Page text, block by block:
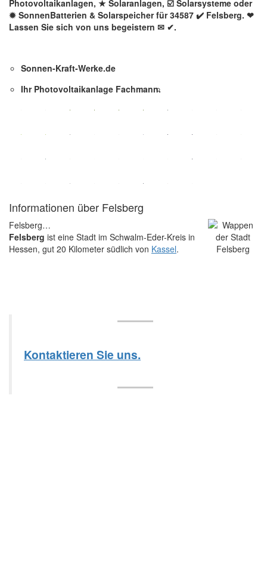
Photovoltaikanlagen, ★ Solaranlagen, ☑️ Solarsysteme oder
✹ SonnenBatterien & Solarspeicher für 34587 ✔️ Felsberg. ❤
Lassen Sie sich von uns begeistern ✉ ✔.
Sonnen-Kraft-Werke.de
Ihr Photovoltaikanlage Fachmann.
Informationen über Felsberg
Felsberg…
Felsberg ist eine Stadt im Schwalm-Eder-Kreis in
Hessen, gut 20 Kilometer südlich von Kassel.
Kontaktieren Sie uns.